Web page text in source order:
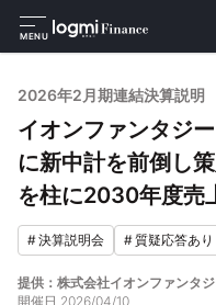
MENU
2026年2月期連結決算説明
イオンファンタジ
に新中計を前倒し
を柱に2030年度売
#決算説明会 #質疑応答あり
提供：株式会社イオンファンタ
開催日 2026/04/10